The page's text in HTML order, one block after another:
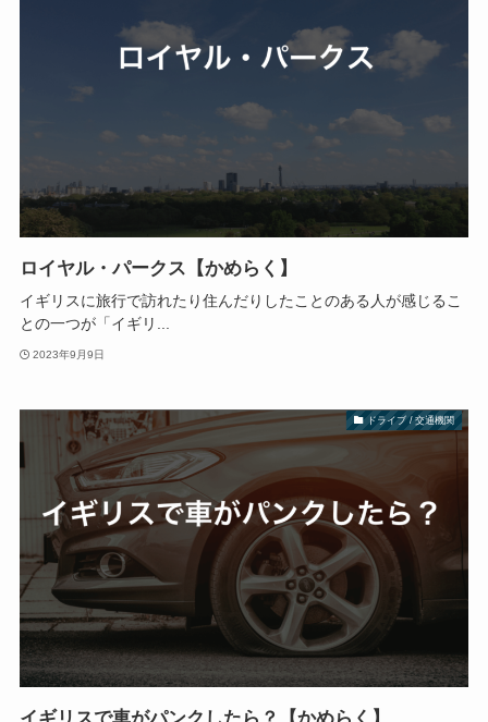
ロイヤル・パークス【かめらく】
イギリスに旅行で訪れたり住んだりしたことのある人が感じるこ
との一つが「イギリ...
2023年9月9日
ドライブ / 交通機関